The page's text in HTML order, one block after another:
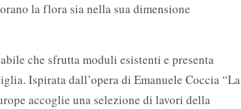
la flora sia nella sua dimensione
che sfrutta moduli esistenti e presenta
Ispirata dall’opera di Emanuele Coccia “La
accoglie una selezione di lavori della